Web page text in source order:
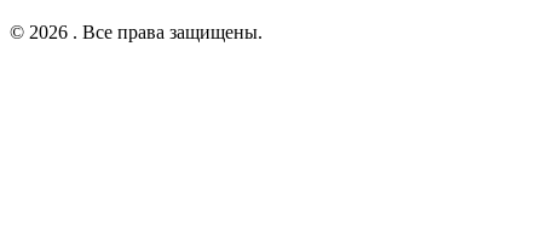
© 2026 . Все права защищены.